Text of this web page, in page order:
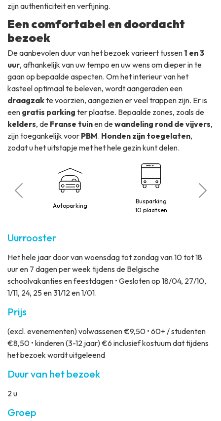
zijn authenticiteit en verfijning.
Een comfortabel en doordacht
bezoek
De aanbevolen duur van het bezoek varieert tussen 1 en 3
uur, afhankelijk van uw tempo en uw wens om dieper in te
gaan op bepaalde aspecten. Om het interieur van het
kasteel optimaal te beleven, wordt aangeraden een
draagzakte voorzien, aangezien er veel trappen zijn. Er is
een gratis parking ter plaatse. Bepaalde zones, zoals de
kelders, de Franse tuinen dewandeling rond de vijvers,
zijn toegankelijk voor PBM. Honden zijn toegelaten,
zodat u het uitstapje met het hele gezin kunt delen.
Autoparking
Busparking
10 plaatsen
Uurrooster
Het hele jaar door van woensdag tot zondag van 10 tot 18
uur en 7 dagen per week tijdens de Belgische
schoolvakanties en feestdagen • Gesloten op 18/04, 27/10,
1/11, 24, 25 en 31/12 en 1/01.
Prijs
(excl. evenementen) volwassenen €9,50 • 60+ / studenten
€8,50 • kinderen (3-12 jaar) €6 inclusief kostuum dat tijdens
het bezoek wordt uitgeleend
Duur van het bezoek
2 u
Groep